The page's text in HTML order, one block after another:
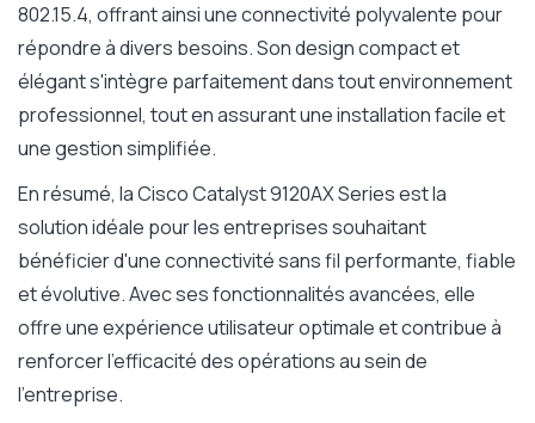
802.15.4, offrant ainsi une connectivité polyvalente pour
répondre à divers besoins. Son design compact et
élégant s'intègre parfaitement dans tout environnement
professionnel, tout en assurant une installation facile et
une gestion simplifiée.
En résumé, la Cisco Catalyst 9120AX Series est la
solution idéale pour les entreprises souhaitant
bénéficier d'une connectivité sans fil performante, fiable
et évolutive. Avec ses fonctionnalités avancées, elle
offre une expérience utilisateur optimale et contribue à
renforcer l'efficacité des opérations au sein de
l'entreprise.